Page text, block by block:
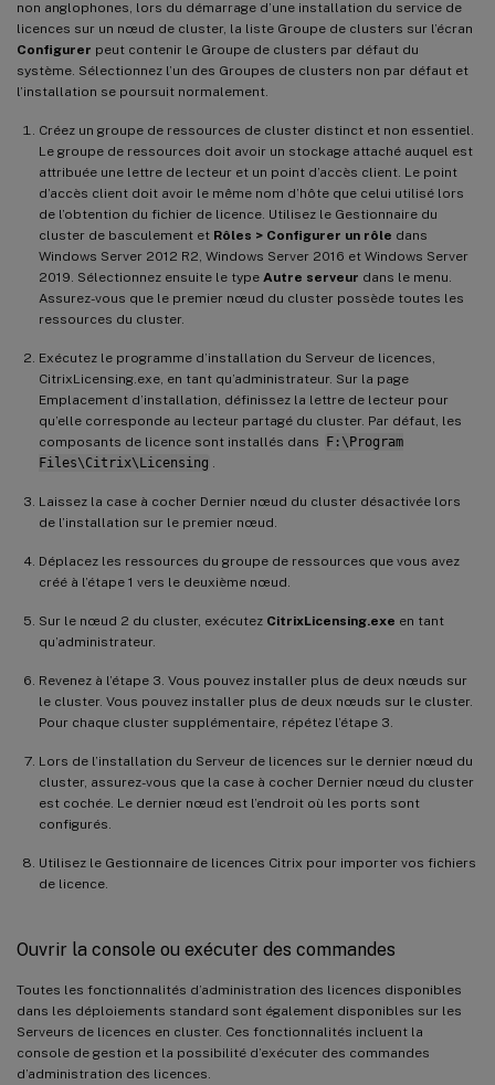
non anglophones, lors du démarrage d’une installation du service de
licences sur un nœud de cluster, la liste Groupe de clusters sur l’écran
Configurer peut contenir le Groupe de clusters par défaut du
système. Sélectionnez l’un des Groupes de clusters non par défaut et
l’installation se poursuit normalement.
Créez un groupe de ressources de cluster distinct et non essentiel.
Le groupe de ressources doit avoir un stockage attaché auquel est
attribuée une lettre de lecteur et un point d’accès client. Le point
d’accès client doit avoir le même nom d’hôte que celui utilisé lors
de l’obtention du fichier de licence. Utilisez le Gestionnaire du
cluster de basculement et Rôles > Configurer un rôle dans
Windows Server 2012 R2, Windows Server 2016 et Windows Server
2019. Sélectionnez ensuite le type Autre serveur dans le menu.
Assurez-vous que le premier nœud du cluster possède toutes les
ressources du cluster.
Exécutez le programme d’installation du Serveur de licences,
CitrixLicensing.exe, en tant qu’administrateur. Sur la page
Emplacement d’installation, définissez la lettre de lecteur pour
qu’elle corresponde au lecteur partagé du cluster. Par défaut, les
composants de licence sont installés dans F:\Program
Files\Citrix\Licensing
Laissez la case à cocher Dernier nœud du cluster désactivée lors
de l’installation sur le premier nœud.
Déplacez les ressources du groupe de ressources que vous avez
créé à l’étape 1 vers le deuxième nœud.
Sur le nœud 2 du cluster, exécutez CitrixLicensing.exe en tant
qu’administrateur.
Revenez à l’étape 3. Vous pouvez installer plus de deux nœuds sur
le cluster. Vous pouvez installer plus de deux nœuds sur le cluster.
Pour chaque cluster supplémentaire, répétez l’étape 3.
Lors de l’installation du Serveur de licences sur le dernier nœud du
cluster, assurez-vous que la case à cocher Dernier nœud du cluster
est cochée. Le dernier nœud est l’endroit où les ports sont
configurés.
Utilisez le Gestionnaire de licences Citrix pour importer vos fichiers
de licence.
Ouvrir la console ou exécuter des commandes
Toutes les fonctionnalités d’administration des licences disponibles
dans les déploiements standard sont également disponibles sur les
Serveurs de licences en cluster. Ces fonctionnalités incluent la
console de gestion et la possibilité d’exécuter des commandes
d’administration des licences.